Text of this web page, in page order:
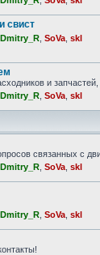
свист
Dmitry_R SoVa skl
и
Dmitry_R SoVa skl
связанных с
Dmitry_R SoVa skl
Dmitry_R SoVa skl